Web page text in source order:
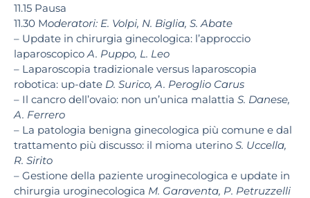
11.15 Pausa
11.30 Moderatori: E. Volpi, N. Biglia, S. Abate
– Update in chirurgia ginecologica: l’approccio
laparoscopicoA. Puppo, L. Leo
– Laparoscopia tradizionale versus laparoscopia
robotica: up-date D. Surico,A. Peroglio Carus
– Il cancro dell’ovaio: non un’unica malattia S. Danese,
A. Ferrero
– La patologia benigna ginecologica più comune e dal
trattamento più discusso: il mioma uterino S. Uccella,
R. Sirito
– Gestione della paziente uroginecologica e update in
chirurgia uroginecologica M. Garaventa, P. Petruzzelli